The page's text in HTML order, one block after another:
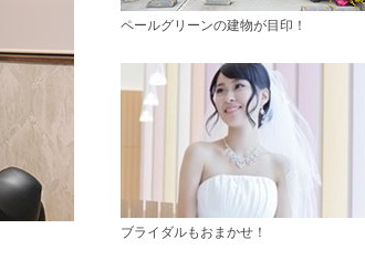
ペールグリーンの建物が目印！
ブライダルもおまかせ！